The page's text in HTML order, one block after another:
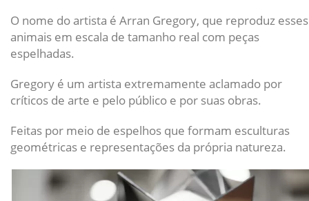
O nome do artista é Arran Gregory, que reproduz esses
animais em escala de tamanho real com peças
espelhadas.
Gregory é um artista extremamente aclamado por
críticos de arte e pelo público e por suas obras.
Feitas por meio de espelhos que formam esculturas
geométricas e representações da própria natureza.